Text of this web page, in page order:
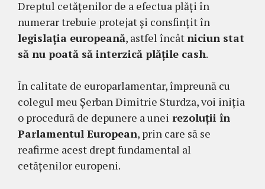
Dreptul cetățenilor de a efectua plăți în
numerar trebuie protejat și consfințit în
legislația europeană, astfel încât niciun stat
să nu poată să interzică plățile cash.
În calitate de europarlamentar, împreună cu
colegul meu Șerban Dimitrie Sturdza, voi iniția
o procedură de depunere a unei rezoluții în
Parlamentul European, prin care să se
reafirme acest drept fundamental al
cetățenilor europeni.